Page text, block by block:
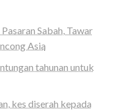
Sabah, Tawar
Asia
tahunan untuk
kes diserah kepada